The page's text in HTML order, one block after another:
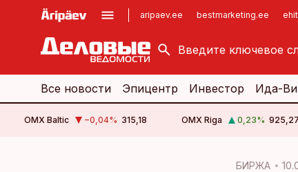
aripaev.ee bestmarketing.ee
kinnisvarauudised.ee
logistikauudised.ee
imelineajalugu.ee
Все новости Эпицентр Инвестор Ида-
OMX Baltic −0,04% 315,18 OMX Riga 0,23% 925,27
БИРЖА